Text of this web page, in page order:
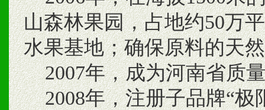
山森林果园，占地约50万
水果基地；确保原料的天
2007年，成为河南省质
2008年，注册子品牌“极